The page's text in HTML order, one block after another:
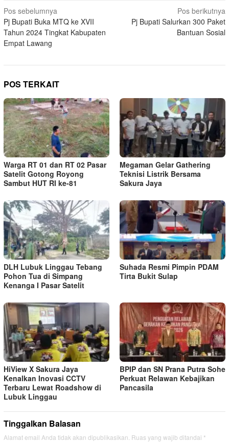
Navigasi
pos
Pos sebelumnya
Pj Bupati Buka MTQ ke XVII
Tahun 2024 Tingkat Kabupaten
Empat Lawang
Pos berikutnya
Pj Bupati Salurkan 300 Paket
Bantuan Sosial
POS TERKAIT
Warga RT 01 dan RT 02 Pasar
Satelit Gotong Royong
Sambut HUT RI ke-81
Megaman Gelar Gathering
Teknisi Listrik Bersama
Sakura Jaya
DLH Lubuk Linggau Tebang
Pohon Tua di Simpang
Kenanga I Pasar Satelit
Suhada Resmi Pimpin PDAM
Tirta Bukit Sulap
HiView X Sakura Jaya
Kenalkan Inovasi CCTV
Terbaru Lewat Roadshow di
Lubuk Linggau
BPIP dan SN Prana Putra Sohe
Perkuat Relawan Kebajikan
Pancasila
Tinggalkan Balasan
Alamat email Anda tidak akan dipublikasikan. Ruas yang wajib ditandai *